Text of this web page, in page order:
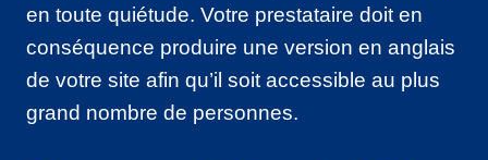
en toute quiétude. Votre prestataire doit en
conséquence produire une version en anglais
de votre site afin qu’il soit accessible au plus
grand nombre de personnes.